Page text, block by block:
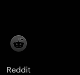
Reddit